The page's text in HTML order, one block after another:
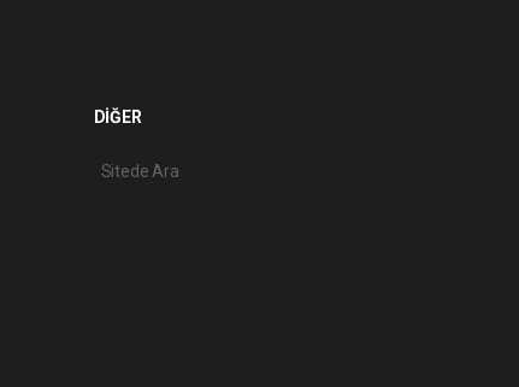
DİĞER
Sitede Ara